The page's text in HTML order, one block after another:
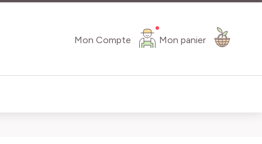
Mon Compte Mon panier